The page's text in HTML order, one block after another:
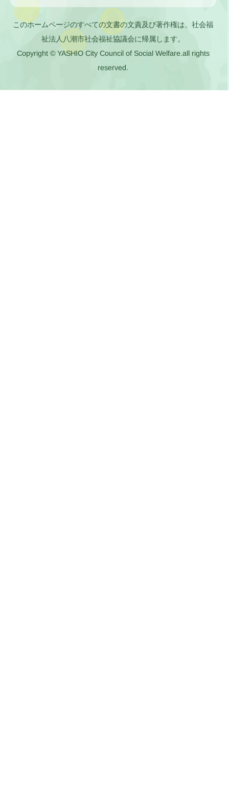
このホームページのすべての文書の文責及び著作権は、社会福
祉法人八潮市社会福祉協議会に帰属します。
Copyright © YASHIO City Council of Social Welfare.all rights
reserved.